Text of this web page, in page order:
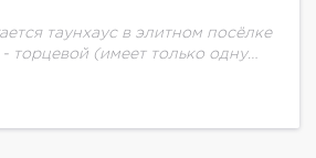
таунхаус в элитном посёлке
торцевой (имеет только одну
растениями. Зона